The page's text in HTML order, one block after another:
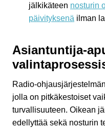
jälkikäteen nosturin
päivityksenä ilman
Asiantuntija-
Radio-
jolla on pitkäkestoiset
turvallisuuteen. Oikean
edellyttää sekä nosturin